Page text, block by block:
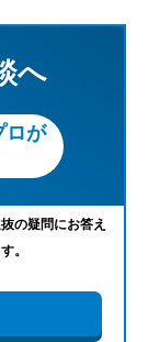
へ
ロが
の疑問にお答え
。